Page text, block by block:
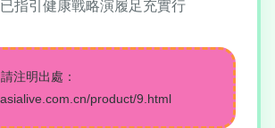
指引健康戰略演履足充實行
注明出處：
product/9.html